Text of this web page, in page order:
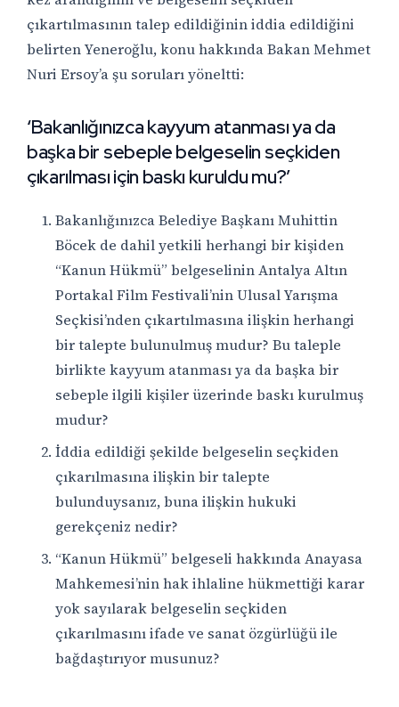
çıkartılmasının talep edildiğinin iddia edildiğini
belirten Yeneroğlu, konu hakkında Bakan Mehmet
Nuri Ersoy’a şu soruları yöneltti:
‘Bakanlığınızca kayyum atanması ya da
başka bir sebeple belgeselin seçkiden
çıkarılması için baskı kuruldu mu?’
Bakanlığınızca Belediye Başkanı Muhittin
Böcek de dahil yetkili herhangi bir kişiden
“Kanun Hükmü” belgeselinin Antalya Altın
Portakal Film Festivali’nin Ulusal Yarışma
Seçkisi’nden çıkartılmasına ilişkin herhangi
bir talepte bulunulmuş mudur? Bu taleple
birlikte kayyum atanması ya da başka bir
sebeple ilgili kişiler üzerinde baskı kurulmuş
mudur?
İddia edildiği şekilde belgeselin seçkiden
çıkarılmasına ilişkin bir talepte
bulunduysanız, buna ilişkin hukuki
gerekçeniz nedir?
“Kanun Hükmü” belgeseli hakkında Anayasa
Mahkemesi’nin hak ihlaline hükmettiği karar
yok sayılarak belgeselin seçkiden
çıkarılmasını ifade ve sanat özgürlüğü ile
bağdaştırıyor musunuz?